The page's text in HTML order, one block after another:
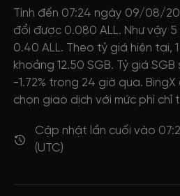
Tính đến 07:24 ngày 09/08/
đổi được 0.080 ALL. Như vậy
0.40 ALL. Theo tỷ giá hiện tại,
khoảng 12.50 SGB. Tỷ giá
-1.72% trong 24 giờ qua.
chọn giao dịch với mức phí chỉ
Cập nhật lần cuối vào
(UTC)